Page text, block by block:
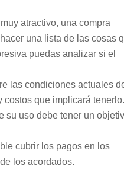
atractivo, una compra
una lista de las cosas
puedas analizar si el
las condiciones actuales
costos que implicará
su uso debe tener un
cubrir los pagos en los
los acordados.